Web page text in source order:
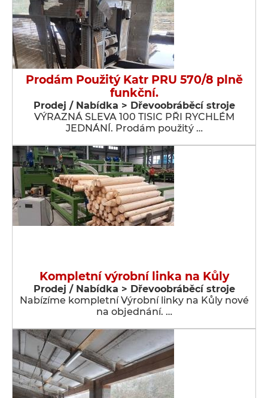
Prodám Použitý Katr PRU 570/8 plně
funkční.
Prodej / Nabídka > Dřevoobráběcí stroje
VÝRAZNÁ SLEVA 100 TISIC PŘI RYCHLÉM
JEDNÁNÍ. Prodám použitý …
Kompletní výrobní linka na Kůly
Prodej / Nabídka > Dřevoobráběcí stroje
Nabízíme kompletní Výrobní linky na Kůly nové
na objednání. …